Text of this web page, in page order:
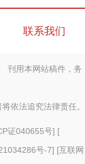
联系我们
刊用本网站稿件，务
依法追究法律责任。
证040655号] [
号-7] [互联网